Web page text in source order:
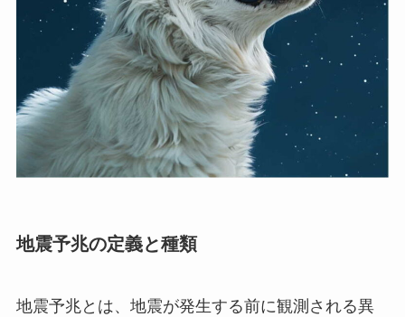
地震予兆の定義と種類
地震予兆とは、地震が発生する前に観測される異